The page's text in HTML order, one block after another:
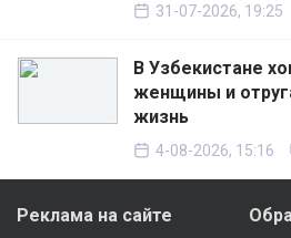
31-07-2026, 19:25
В Узбекистане
женщины и
жизнь
4-08-2026, 15:16
Реклама на сайте